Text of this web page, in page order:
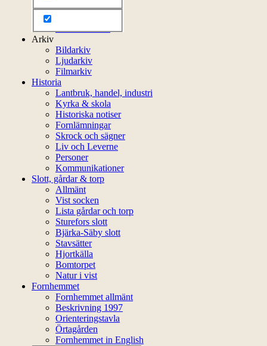
Litteratur
Arkiv
Bildarkiv
Ljudarkiv
Filmarkiv
Historia
Lantbruk, handel, industri
Kyrka & skola
Historiska notiser
Fornlämningar
Skrock och sägner
Liv och Leverne
Personer
Kommunikationer
Slott, gårdar & torp
Allmänt
Vist socken
Lista gårdar och torp
Sturefors slott
Bjärka-Säby slott
Stavsätter
Hjortkälla
Bomtorpet
Natur i vist
Fornhemmet
Fornhemmet allmänt
Beskrivning 1997
Orienteringstavla
Örtagården
Fornhemmet in English